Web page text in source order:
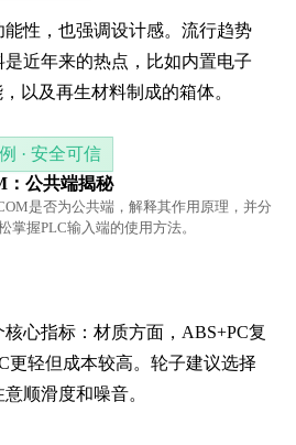
性，也强调设计感。流行趋势
是近年来的热点，比如内置电子
以及再生材料制成的箱体。
· 安全可信
：公共端揭秘
是否为公共端，解释其作用原理，并分
掌握PLC输入端的使用方法。
心指标：材质方面，ABS+PC复
更轻但成本较高。轮子建议选择
顺滑度和噪音。